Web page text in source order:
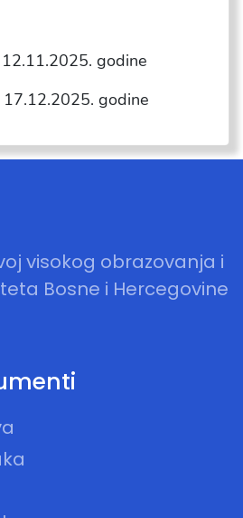
12.11.2025. godine
17.12.2025. godine
visokog obrazovanja i
Bosne i Hercegovine